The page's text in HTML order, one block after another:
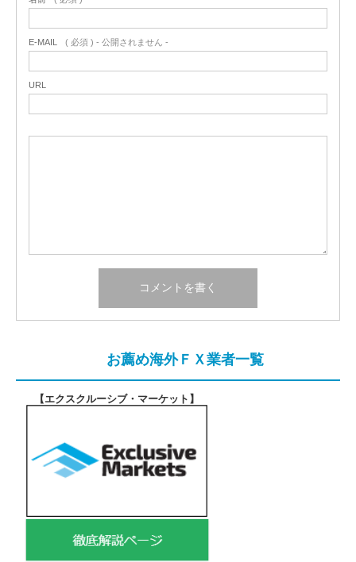
E-MAIL ( 必須 ) - 公開されません -
URL
お薦め海外ＦＸ業者一覧
【エクスクルーシブ・マーケット 】